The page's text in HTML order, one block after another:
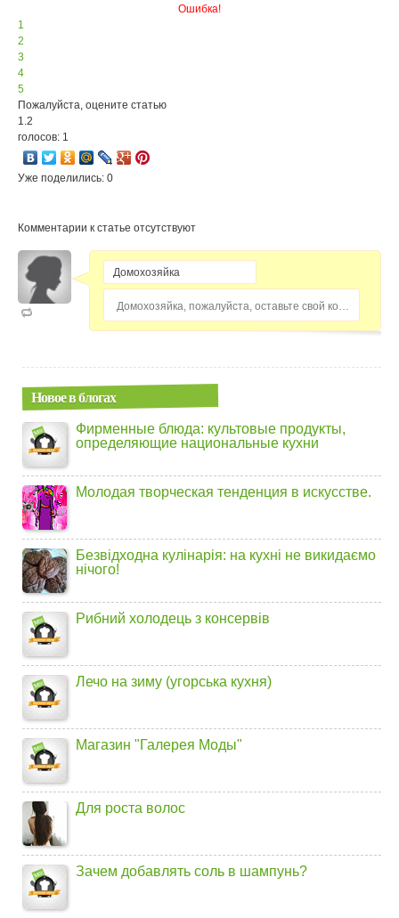
Ошибка!
1
2
3
4
5
Пожалуйста, оцените статью
1.2
голосов: 1
Уже поделились: 0
Комментарии к статье отсутствуют
Домохозяйка, пожалуйста, оставьте свой комментарий...
Новое в блогах
Фирменные блюда: культовые продукты,
определяющие национальные кухни
Молодая творческая тенденция в искусстве.
Безвідходна кулінарія: на кухні не викидаємо
нічого!
Рибний холодець з консервів
Лечо на зиму (угорська кухня)
Магазин "Галерея Моды"
Для роста волос
Зачем добавлять соль в шампунь?